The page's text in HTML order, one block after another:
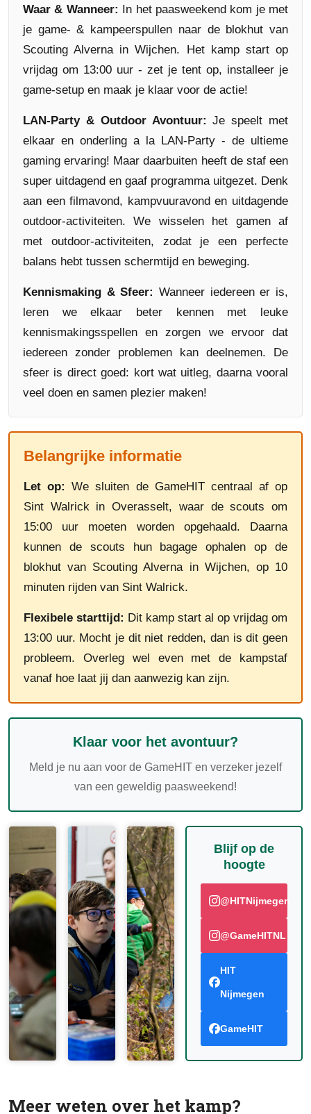
Waar & Wanneer: In het paasweekend kom je met
je game- & kampeerspullen naar de blokhut van
Scouting Alverna in Wijchen. Het kamp start op
vrijdag om 13:00 uur - zet je tent op, installeer je
game-setup en maak je klaar voor de actie!
LAN-Party & Outdoor Avontuur: Je speelt met
elkaar en onderling a la LAN-Party - de ultieme
gaming ervaring! Maar daarbuiten heeft de staf een
super uitdagend en gaaf programma uitgezet. Denk
aan een filmavond, kampvuuravond en uitdagende
outdoor-activiteiten. We wisselen het gamen af
met outdoor-activiteiten, zodat je een perfecte
balans hebt tussen schermtijd en beweging.
Kennismaking & Sfeer: Wanneer iedereen er is,
leren we elkaar beter kennen met leuke
kennismakingsspellen en zorgen we ervoor dat
iedereen zonder problemen kan deelnemen. De
sfeer is direct goed: kort wat uitleg, daarna vooral
veel doen en samen plezier maken!
Belangrijke informatie
Let op: We sluiten de GameHIT centraal af op
Sint Walrick in Overasselt, waar de scouts om
15:00 uur moeten worden opgehaald. Daarna
kunnen de scouts hun bagage ophalen op de
blokhut van Scouting Alverna in Wijchen, op 10
minuten rijden van Sint Walrick.
Flexibele starttijd: Dit kamp start al op vrijdag om
13:00 uur. Mocht je dit niet redden, dan is dit geen
probleem. Overleg wel even met de kampstaf
vanaf hoe laat jij dan aanwezig kan zijn.
Klaar voor het avontuur?
Meld je nu aan voor de GameHIT en verzeker jezelf
van een geweldig paasweekend!
Blijf op de
hoogte
@HITNijmegen
@GameHITNL
HIT
Nijmegen
GameHIT
Meer weten over het kamp?